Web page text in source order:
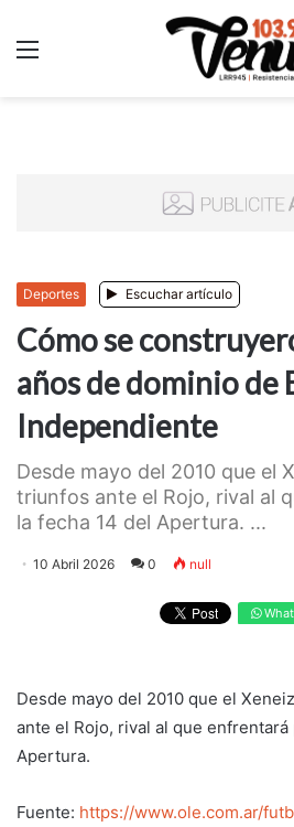
Deportes Escuchar artículo
Cómo se
años de dominio de
Independiente
Desde mayo del 2010 que el
triunfos ante el Rojo, rival al
la fecha 14 del Apertura. ...
10 Abril 2026 0 null
Desde mayo del 2010 que el
ante el Rojo, rival al que enfrentará
Apertura.
Fuente: https://www.ole.com.ar/